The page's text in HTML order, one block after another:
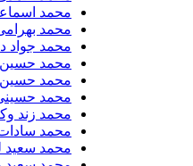
محمد اسماعیل زاده
محمد بهرامی
محمد جواد درجزی
محمد حسین
محمد حسین طیبی نیا
محمد حسینی
محمد زند وکیلی
محمد سادات
محمد سعید لشگری